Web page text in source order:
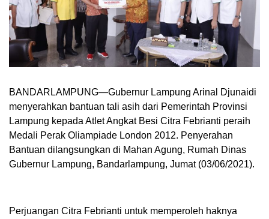
BANDARLAMPUNG—Gubernur Lampung Arinal Djunaidi
menyerahkan bantuan tali asih dari Pemerintah Provinsi
Lampung kepada Atlet Angkat Besi Citra Febrianti peraih
Medali Perak Oliampiade London 2012. Penyerahan
Bantuan dilangsungkan di Mahan Agung, Rumah Dinas
Gubernur Lampung, Bandarlampung, Jumat (03/06/2021).
Perjuangan Citra Febrianti untuk memperoleh haknya